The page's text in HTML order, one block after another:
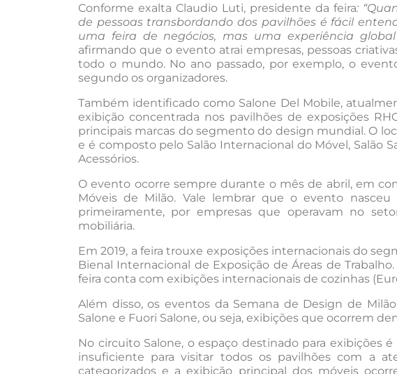
Conforme exalta Claudio Luti, presidente da feira:
de pessoas transbordando dos pavilhões é fácil
uma feira de negócios, mas uma experiência global
afirmando que o evento atrai empresas, pessoas
todo o mundo. No ano passado, por exemplo, o
segundo os organizadores.
Também identificado como Salone Del Mobile,
exibição concentrada nos pavilhões de exposições
principais marcas do segmento do design mundial. O
e é composto pelo Salão Internacional do Móvel, Salão
Acessórios.
O evento ocorre sempre durante o mês de abril, em
Móveis de Milão. Vale lembrar que o evento
primeiramente, por empresas que operavam no
mobiliária.
Em 2019, a feira trouxe exposições internacionais do
Bienal Internacional de Exposição de Áreas de
feira conta com exibições internacionais de cozinhas
Além disso, os eventos da Semana de Design de
Salone e Fuori Salone, ou seja, exibições que ocorrem
No circuito Salone, o espaço destinado para exibições
insuficiente para visitar todos os pavilhões com a
categorizados e a exibição principal dos móveis